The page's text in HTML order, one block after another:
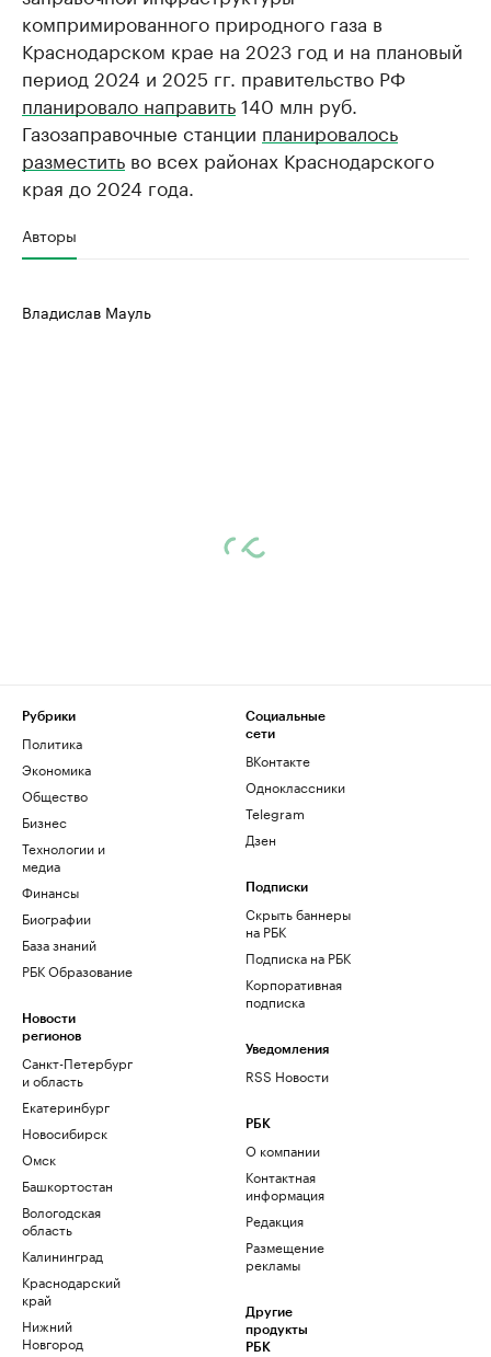
компримированного природного газа в
Краснодарском крае на 2023 год и на плановый
период 2024 и 2025 гг. правительство РФ
планировало направить140 млн руб.
Газозаправочные станции планировалось
разместить во всех районах Краснодарского
края до 2024 года.
Авторы
Владислав Мауль
Рубрики
Политика
Экономика
Общество
Бизнес
Технологии и
медиа
Финансы
Биографии
База знаний
РБК Образование
Новости
регионов
Санкт-Петербург
и область
Екатеринбург
Новосибирск
Омск
Башкортостан
Вологодская
область
Калининград
Краснодарский
край
Нижний
Новгород
Социальные
сети
ВКонтакте
Одноклассники
Telegram
Дзен
Подписки
Скрыть баннеры
на РБК
Подписка на РБК
Корпоративная
подписка
Уведомления
RSS Новости
РБК
О компании
Контактная
информация
Редакция
Размещение
рекламы
Другие
продукты
РБК